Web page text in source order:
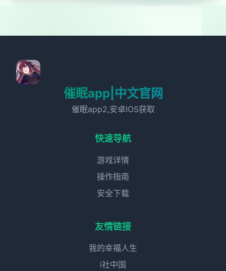
催眠app|中文官网
催眠app2,安卓IOS获取
快速导航
游戏详情
操作指南
安全下载
友情链接
我的幸福人生
i社中国